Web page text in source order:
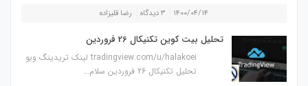
۱۴۰۰/۰۴/۱۴ ۳ دیدگاه رضا قلیزاده
تحلیل بیت کوین تکنیکال 26 فروردین
tradingview.com/u/halakoei لینک تریدینگ ویو
تحلیل تکنیکال 26 فروردین سلام...